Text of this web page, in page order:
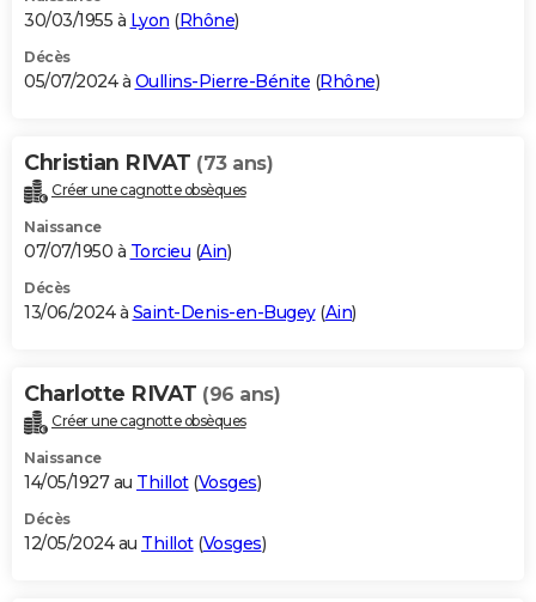
30/03/1955 à Lyon (Rhône)
Décès
05/07/2024 à Oullins-Pierre-Bénite (Rhône)
Christian RIVAT (73 ans)
Créer une cagnotte obsèques
Naissance
07/07/1950 à Torcieu (Ain)
Décès
13/06/2024 à Saint-Denis-en-Bugey(Ain)
Charlotte RIVAT (96 ans)
Créer une cagnotte obsèques
Naissance
14/05/1927 au Thillot(Vosges)
Décès
12/05/2024 au Thillot(Vosges)